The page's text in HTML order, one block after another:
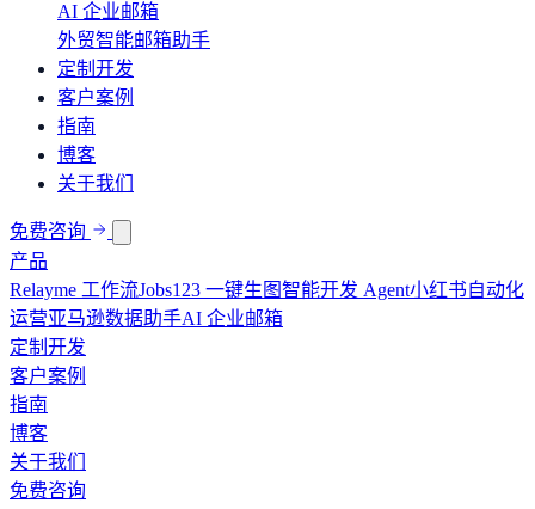
AI 企业邮箱
外贸智能邮箱助手
定制开发
客户案例
指南
博客
关于我们
免费咨询
产品
Relayme 工作流Jobs123 一键生图智能开发 Agent小红书自动化
运营亚马逊数据助手AI 企业邮箱
定制开发
客户案例
指南
博客
关于我们
免费咨询